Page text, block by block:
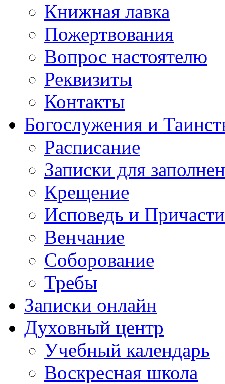
Книжная лавка
Пожертвования
Вопрос настоятелю
Реквизиты
Контакты
Богослужения и
Расписание
Записки для
Крещение
Исповедь и
Венчание
Соборование
Требы
Записки онлайн
Духовный центр
Учебный календарь
Воскресная школа